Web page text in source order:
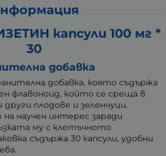
капсули 100 мг *
30
добавка
добавка, която съдържа
флавоноид, който се среща в
плодове и зеленчуци.
научен интерес заради
му с клетъчното
съдържа 30 капсули, удобни